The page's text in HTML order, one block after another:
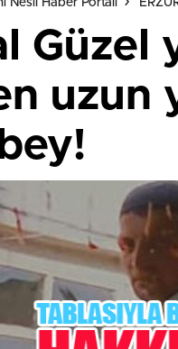
Nesil Haber Portalı
Güzel
uzun